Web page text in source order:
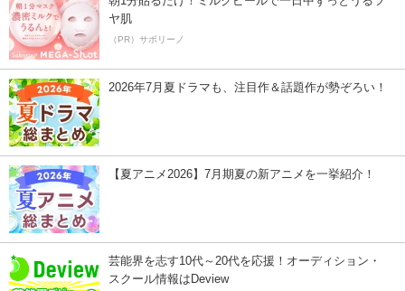
ヤ肌
（PR）サボリーノ
2026年7月夏ドラマも、注目作＆話題作が勢ぞろい！
【夏アニメ2026】7月期夏の新アニメを一挙紹介！
芸能界を志す10代～20代を応援！オーディション・
スクール情報はDeview